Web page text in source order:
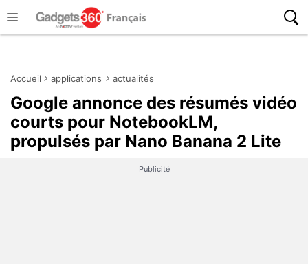
Accueil applications actualités
Google annonce des résumés vidéo
courts pour NotebookLM,
propulsés par Nano Banana 2 Lite
Publicité